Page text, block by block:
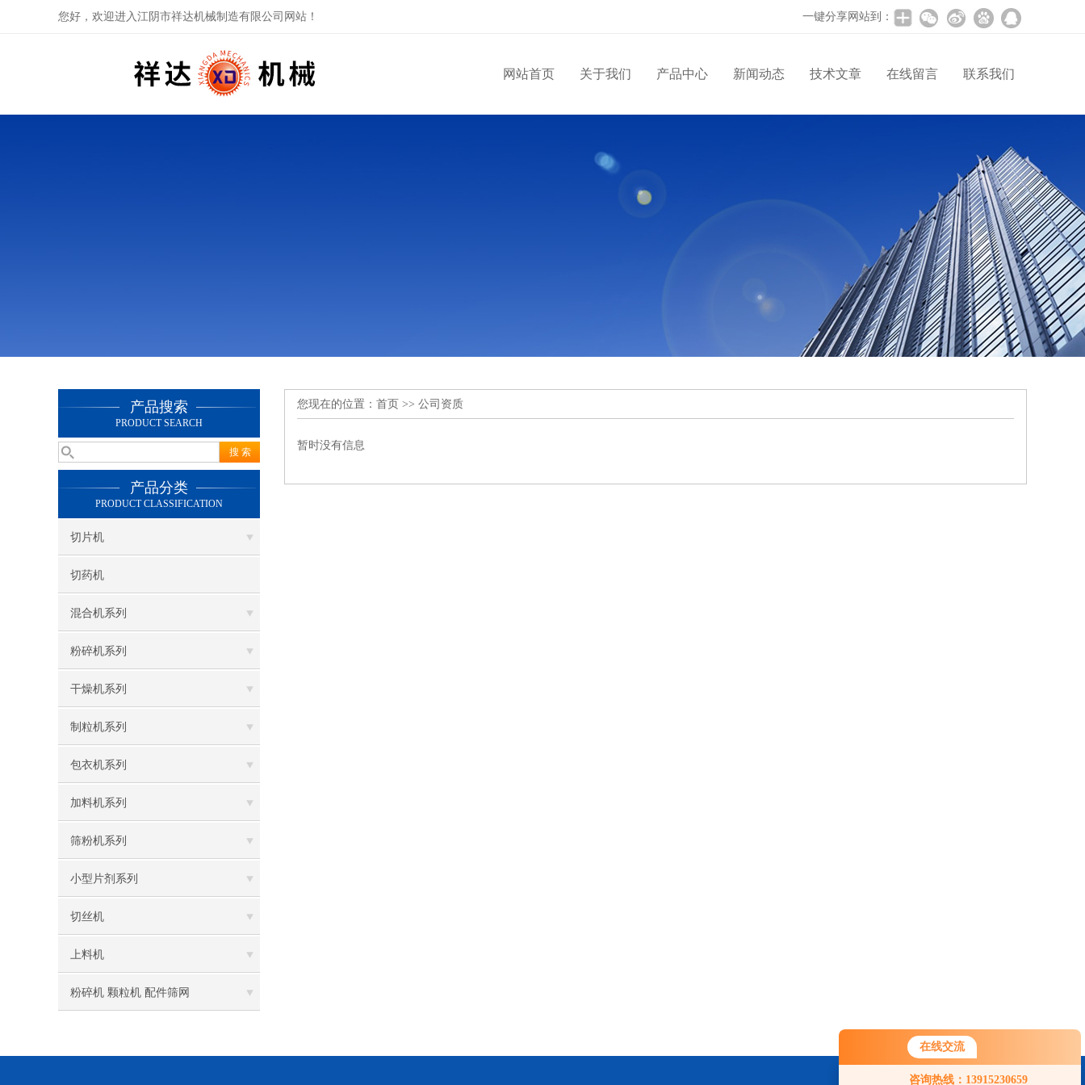
在线交流
咨询热线：13915230659
您好！欢迎前来咨询，很高兴为您
您好，欢迎进入江阴市祥达机械制造有限公司网站！ 一键分享网站到：
网站首页 关于我们 产品中心 新闻动态 技术文章 在线留言 联系我们
产品搜索
PRODUCT SEARCH
产品分类
PRODUCT CLASSIFICATION
切片机
切药机
混合机系列
粉碎机系列
干燥机系列
制粒机系列
包衣机系列
加料机系列
筛粉机系列
小型片剂系列
切丝机
上料机
粉碎机 颗粒机 配件筛网
您现在的位置： 首页 >> 公司资质
暂时没有信息